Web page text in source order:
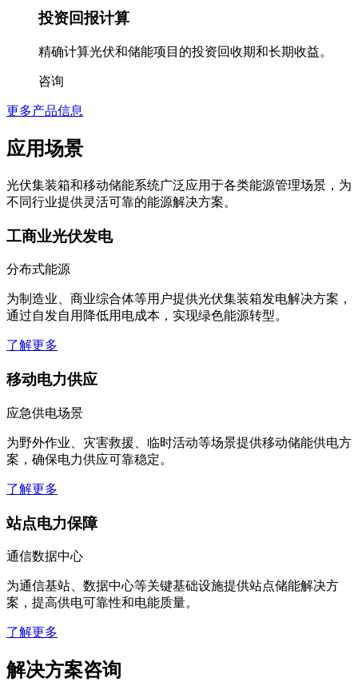
投资回报计算
精确计算光伏和储能项目的投资回收期和长期收益。
咨询
更多产品信息
应用场景
光伏集装箱和移动储能系统广泛应用于各类能源管理场景，为
不同行业提供灵活可靠的能源解决方案。
工商业光伏发电
分布式能源
为制造业、商业综合体等用户提供光伏集装箱发电解决方案，
通过自发自用降低用电成本，实现绿色能源转型。
了解更多
移动电力供应
应急供电场景
为野外作业、灾害救援、临时活动等场景提供移动储能供电方
案，确保电力供应可靠稳定。
了解更多
站点电力保障
通信数据中心
为通信基站、数据中心等关键基础设施提供站点储能解决方
案，提高供电可靠性和电能质量。
了解更多
解决方案咨询